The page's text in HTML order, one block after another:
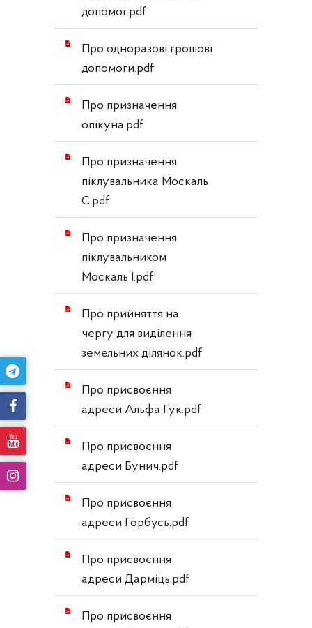
допомог.pdf
Про одноразові грошові
допомоги.pdf
Про призначення
опікуна.pdf
Про призначення
піклувальника Москаль
С.pdf
Про призначення
піклувальником
Москаль І.pdf
Про прийняття на
чергу для виділення
земельних ділянок.pdf
Про присвоєння
адреси Альфа Гук.pdf
Про присвоєння
адреси Бунич.pdf
Про присвоєння
адреси Горбусь.pdf
Про присвоєння
адреси Дарміць.pdf
Про присвоєння